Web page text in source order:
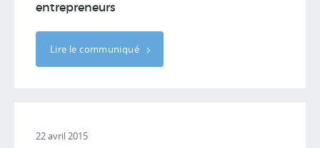
entrepreneurs
Lire le communiqué
22 avril 2015